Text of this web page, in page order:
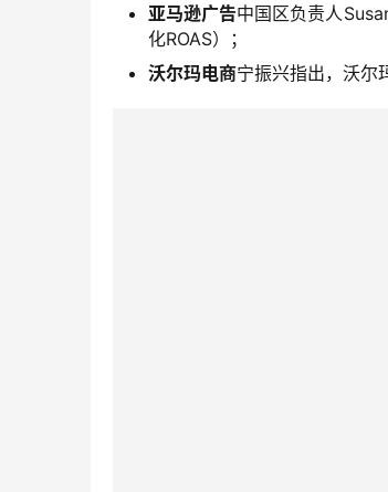
亚马逊广告中国区负责人
化ROAS）；
沃尔玛电商宁振兴指出，沃尔